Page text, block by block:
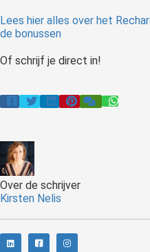
Lees hier alles over het
de bonussen
Of schrijf je direct in!
Over de schrijver
Kirsten Nelis